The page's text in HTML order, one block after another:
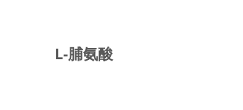
L-脯氨酸